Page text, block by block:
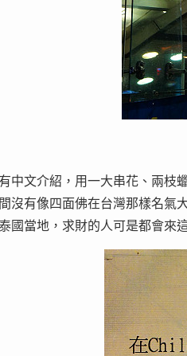
中文介紹，用一大串花、兩枝
沒有像四面佛在台灣那樣名氣
國當地，求財的人可是都會來